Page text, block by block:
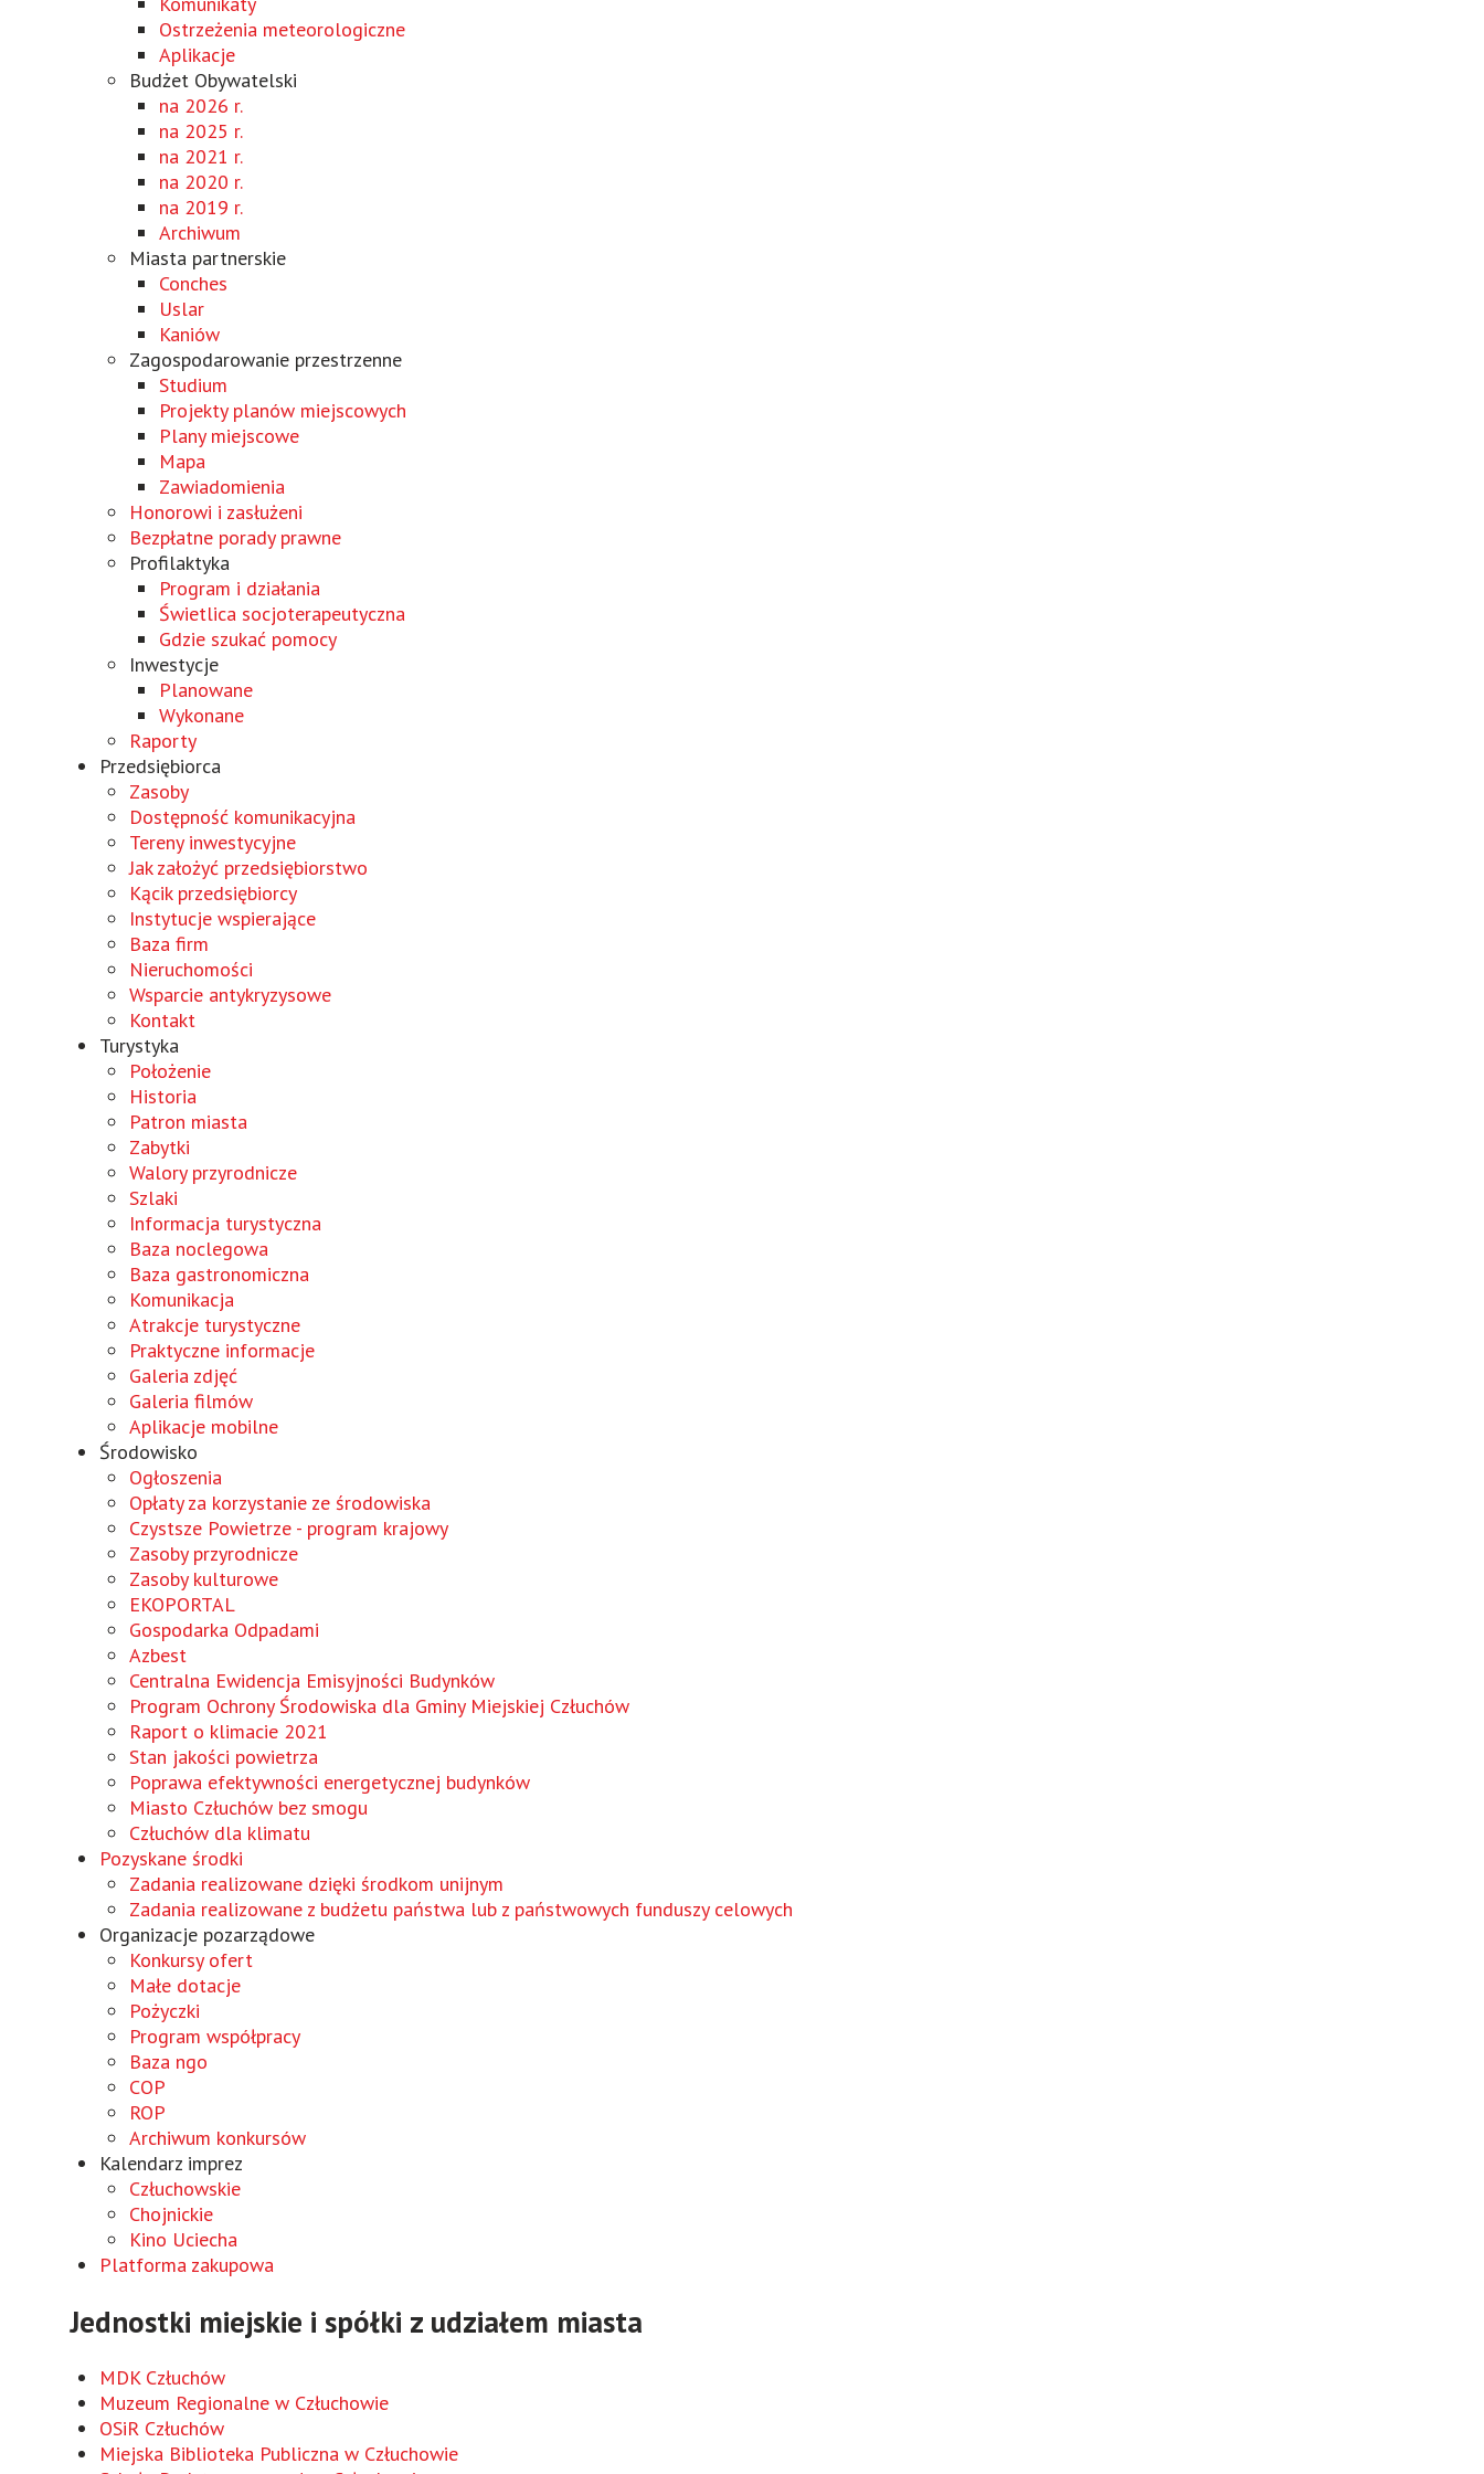
Ostrzeżenia meteorologiczne
Aplikacje
Budżet Obywatelski
na 2026 r.
na 2025 r.
na 2021 r.
na 2020 r.
na 2019 r.
Archiwum
Miasta partnerskie
Conches
Uslar
Kaniów
Zagospodarowanie przestrzenne
Studium
Projekty planów miejscowych
Plany miejscowe
Mapa
Zawiadomienia
Honorowi i zasłużeni
Bezpłatne porady prawne
Profilaktyka
Program i działania
Świetlica socjoterapeutyczna
Gdzie szukać pomocy
Inwestycje
Planowane
Wykonane
Raporty
Przedsiębiorca
Zasoby
Dostępność komunikacyjna
Tereny inwestycyjne
Wird
in
einem
neuen
Fenster
geöffnet
Jak założyć przedsiębiorstwo
Wird
in
einem
neuen
Fenster
geöffnet
Kącik przedsiębiorcy
Instytucje wspierające
Wird
in
einem
neuen
Fenster
geöffnet
Baza firm
Nieruchomości
Wsparcie antykryzysowe
Kontakt
Turystyka
Położenie
Historia
Patron miasta
Zabytki
Walory przyrodnicze
Szlaki
Informacja turystyczna
Baza noclegowa
Baza gastronomiczna
Komunikacja
Atrakcje turystyczne
Praktyczne informacje
Galeria zdjęć
Galeria filmów
Aplikacje mobilne
Środowisko
Ogłoszenia
Wird
in
einem
neuen
Fenster
geöffnet
Opłaty za korzystanie ze środowiska
Czystsze Powietrze - program krajowy
Zasoby przyrodnicze
Zasoby kulturowe
Wird
in
einem
neuen
Fenster
geöffnet
EKOPORTAL
Gospodarka Odpadami
Azbest
Centralna Ewidencja Emisyjności Budynków
Program Ochrony Środowiska dla Gminy Miejskiej Człuchów
Raport o klimacie 2021
Stan jakości powietrza
Poprawa efektywności energetycznej budynków
Miasto Człuchów bez smogu
Człuchów dla klimatu
Pozyskane środki
Zadania realizowane dzięki środkom unijnym
Zadania realizowane z budżetu państwa lub z państwowych funduszy celowych
Organizacje pozarządowe
Konkursy ofert
Małe dotacje
Pożyczki
Program współpracy
Baza ngo
COP
ROP
Archiwum konkursów
Kalendarz imprez
Człuchowskie
Chojnickie
Kino Uciecha
Platforma zakupowa
Jednostki miejskie i spółki z udziałem miasta
MDK Człuchów
Muzeum Regionalne w Człuchowie
OSiR Człuchów
Miejska Biblioteka Publiczna w Człuchowie